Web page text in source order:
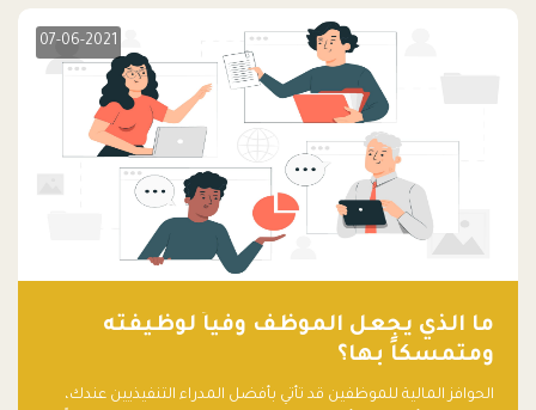
07-06-2021
ما الذي يجعل الموظف وفياً لوظيفته
ومتمسكاً بها؟
الحوافز المالية للموظفين قد تأتي بأفضل المدراء التنفيذيين عندك،